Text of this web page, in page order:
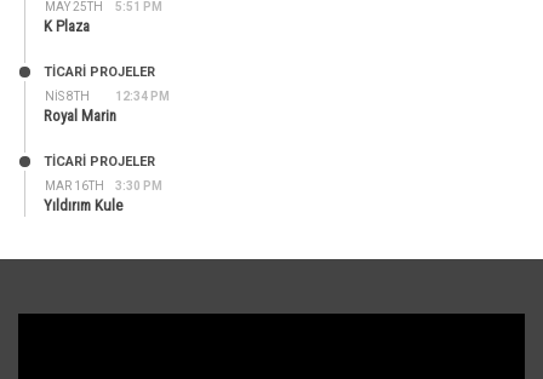
MAY 25TH 5:51 PM
K Plaza
NIS 8TH 12:34 PM
TİCARİ PROJELER
Royal Marin
MAR 16TH 3:30 PM
TİCARİ PROJELER
Yıldırım Kule